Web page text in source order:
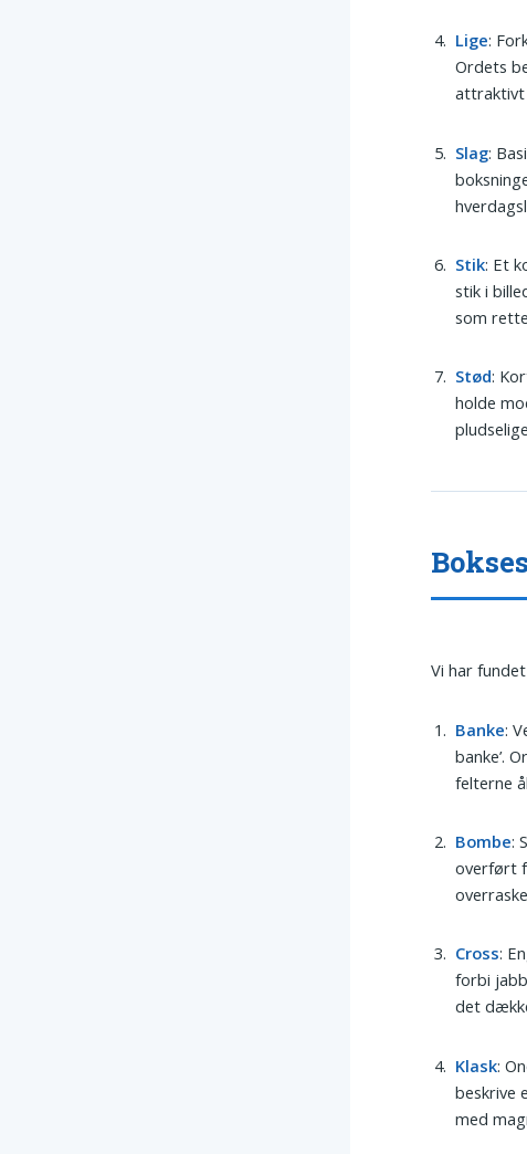
Lige:
Ordets
attraktivt
Slag:
Stik: Et
stik i
som
Stød:
holde
Vi har
Banke:
banke’.
felterne
Bombe:
overført
Cross:
forbi
det
Klask:
beskrive
med